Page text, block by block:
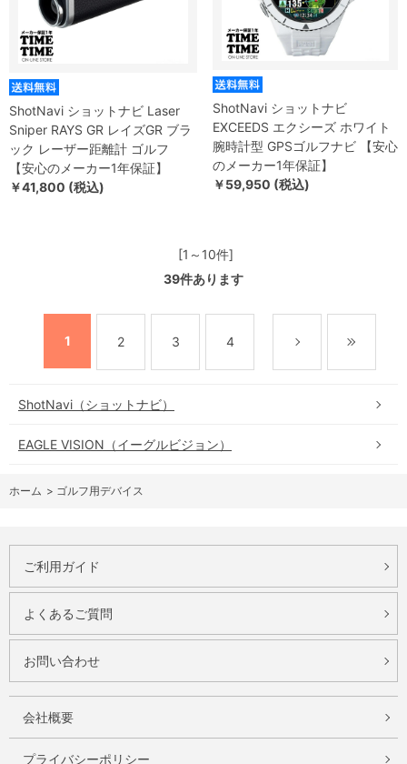
ShotNavi ショットナビ Laser
Sniper RAYS GR レイズGR ブラ
ック レーザー距離計 ゴルフ
【安心のメーカー1年保証】
￥41,800 (税込)
ShotNavi ショットナビ
EXCEEDS エクシーズ ホワイト
腕時計型 GPSゴルフナビ 【安心
のメーカー1年保証】
￥59,950 (税込)
[1～10件]
39件あります
1 2 3 4
ShotNavi（ショットナビ）
EAGLE VISION（イーグルビジョン）
ホーム > ゴルフ用デバイス
ご利用ガイド
よくあるご質問
お問い合わせ
会社概要
プライバシーポリシー